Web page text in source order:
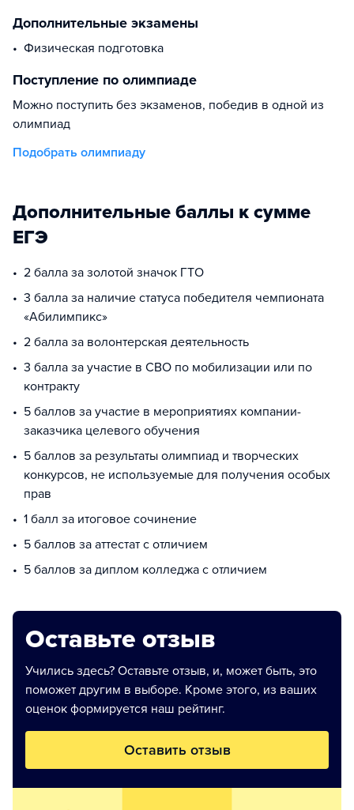
Дополнительные экзамены
физическая подготовка
Поступление по олимпиаде
Можно поступить без экзаменов, победив в одной из
олимпиад
Подобрать олимпиаду
Дополнительные баллы к сумме
ЕГЭ
2 балла за золотой значок ГТО
3 балла за наличие статуса победителя чемпионата
«Абилимпикс»
2 балла за волонтерская деятельность
3 балла за участие в СВО по мобилизации или по
контракту
5 баллов за участие в мероприятиях компании-
заказчика целевого обучения
5 баллов за результаты олимпиад и творческих
конкурсов, не используемые для получения особых
прав
1 балл за итоговое сочинение
5 баллов за аттестат с отличием
5 баллов за диплом колледжа с отличием
Оставьте отзыв
Учились здесь? Оставьте отзыв, и, может быть, это
поможет другим в выборе. Кроме этого, из ваших
оценок формируется наш рейтинг.
Оставить отзыв